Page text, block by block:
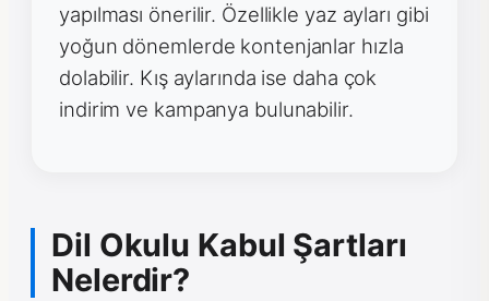
yapılması önerilir. Özellikle yaz ayları gibi
yoğun dönemlerde kontenjanlar hızla
dolabilir. Kış aylarında ise daha çok
indirim ve kampanya bulunabilir.
Dil Okulu Kabul Şartları
Nelerdir?